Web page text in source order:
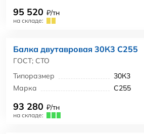
95 520 ₽/тн
на складе:
Балка двутавровая 30К3 С255
ГОСТ; СТО
Типоразмер
30К3
Марка
С255
93 280 ₽/тн
на складе: